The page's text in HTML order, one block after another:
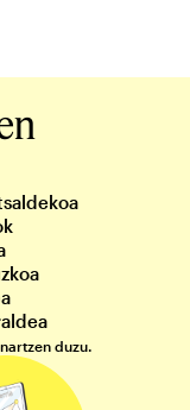
duzu.